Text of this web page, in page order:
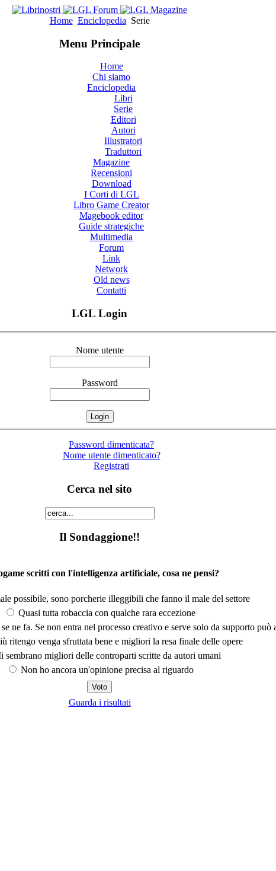
Home Enciclopedia Serie
Menu Principale
Home
Chi siamo
Enciclopedia
Libri
Serie
Editori
Autori
Illustratori
Traduttori
Magazine
Recensioni
Download
I Corti di LGL
Libro Game Creator
Magebook editor
Guide strategiche
Multimedia
Forum
Link
Network
Old news
Contatti
LGL Login
Nome utente
Password
Password dimenticata?
Nome utente dimenticato?
Registrati
Cerca nel sito
Il Sondaggione!!
scritti con l'intelligenza artificiale, cosa ne pensi?
possibile, sono porcherie illeggibili che fanno il male del settore
Quasi tutta robaccia con qualche rara eccezione
ne fa. Se non entra nel processo creativo e serve solo da supporto
ritengo venga sfruttata bene e migliori la resa finale delle opere
sembrano migliori delle controparti scritte da autori umani
Non ho ancora un'opinione precisa al riguardo
Guarda i risultati